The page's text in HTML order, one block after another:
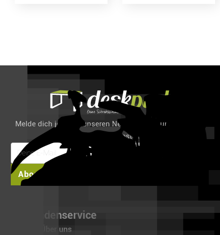
Melde dich jetzt für unseren Newsletter an und spare 6%
auf deine erste Bestellung!
Abonnieren
Kundenservice
Über uns